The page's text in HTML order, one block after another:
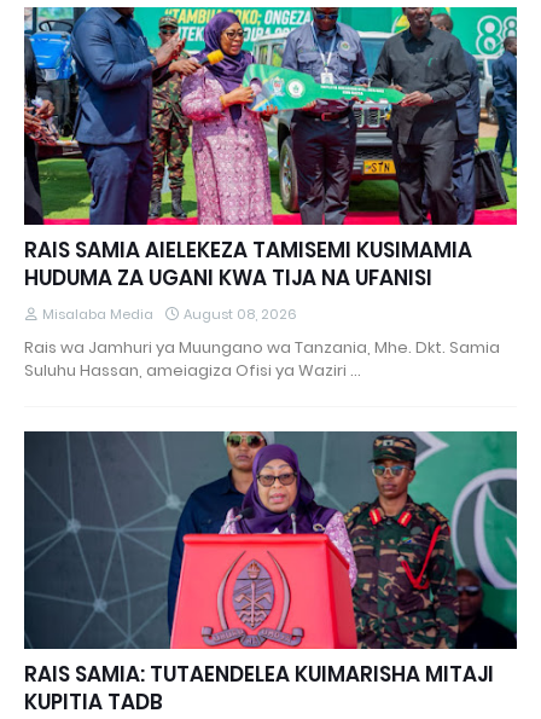
RAIS SAMIA AIELEKEZA TAMISEMI KUSIMAMIA
HUDUMA ZA UGANI KWA TIJA NA UFANISI
Misalaba Media August 08, 2026
Rais wa Jamhuri ya Muungano wa Tanzania, Mhe. Dkt. Samia
Suluhu Hassan, ameiagiza Ofisi ya Waziri …
RAIS SAMIA: TUTAENDELEA KUIMARISHA MITAJI
KUPITIA TADB